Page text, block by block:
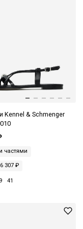
Kennel & Schmenger
частями
307 ₽
41